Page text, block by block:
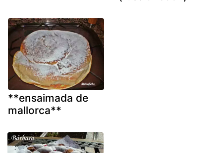
**ensaimada de
mallorca**